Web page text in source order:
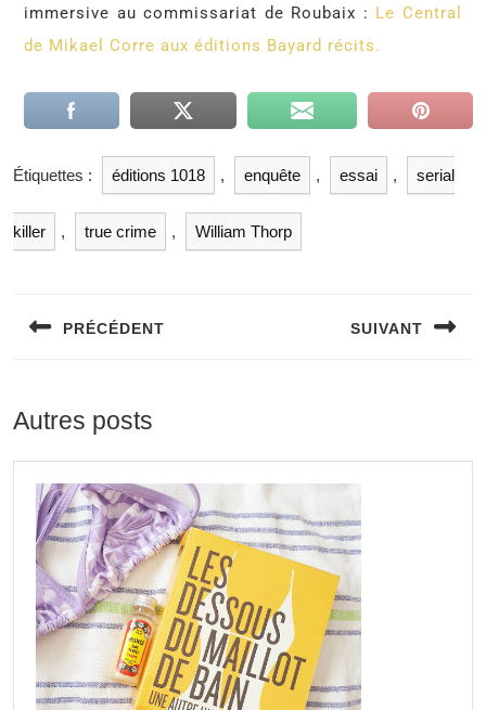
immersive au commissariat de Roubaix : Le Central
de Mikael Corre aux éditions Bayard récits.
Étiquettes : éditions 1018 , enquête , essai , serial
killer , true crime , William Thorp
PRÉCÉDENT SUIVANT
Autres posts